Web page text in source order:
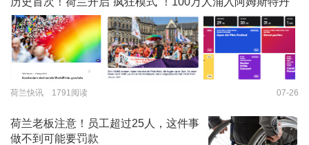
荷兰快讯 1791阅读 07-26
荷兰老板注意！员工超过25人，这件事
做不到可能要罚款